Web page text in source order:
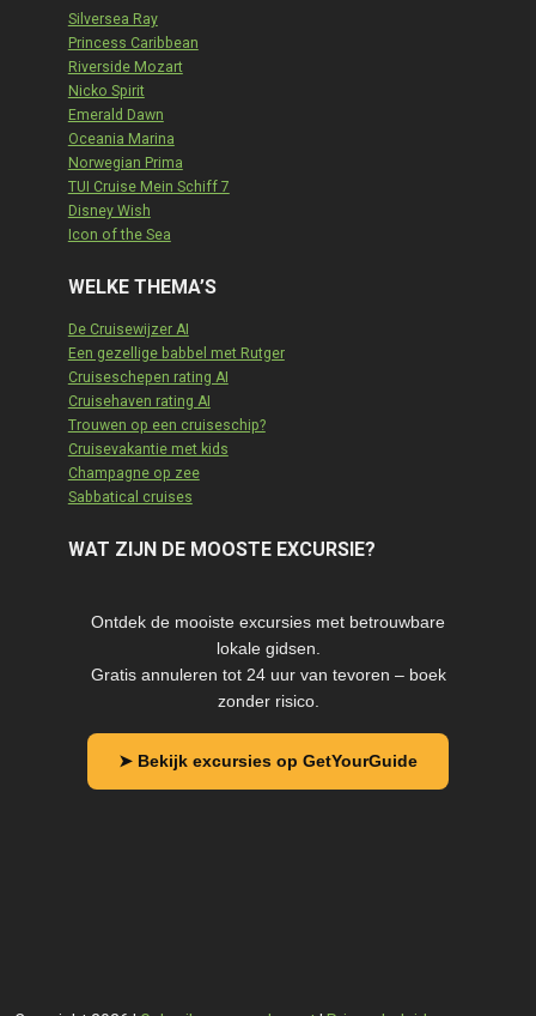
Silversea Ray
Princess Caribbean
Riverside Mozart
Nicko Spirit
Emerald Dawn
Oceania Marina
Norwegian Prima
TUI Cruise Mein Schiff 7
Disney Wish
Icon of the Sea
WELKE THEMA’S
De Cruisewijzer AI
Een gezellige babbel met Rutger
Cruiseschepen rating AI
Cruisehaven rating AI
Trouwen op een cruiseschip?
Cruisevakantie met kids
Champagne op zee
Sabbatical cruises
WAT ZIJN DE MOOSTE EXCURSIE?
Ontdek de mooiste excursies met betrouwbare
lokale gidsen.
Gratis annuleren tot 24 uur van tevoren – boek
zonder risico.
➤ Bekijk excursies op GetYourGuide